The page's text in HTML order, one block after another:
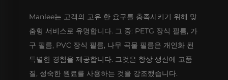
Manlee는 고객의 고유 한 요구를 충족시키기 위해 맞
춤형 서비스로 유명합니다. 그 중: PETG 장식 필름, 가
구 필름, PVC 장식 필름, 나무 곡물 필름은 개인화 된
특별한 경험을 제공합니다. 그것은 항상 생산에 고품
질, 성숙한 원료를 사용하는 것을 강조했습니다.